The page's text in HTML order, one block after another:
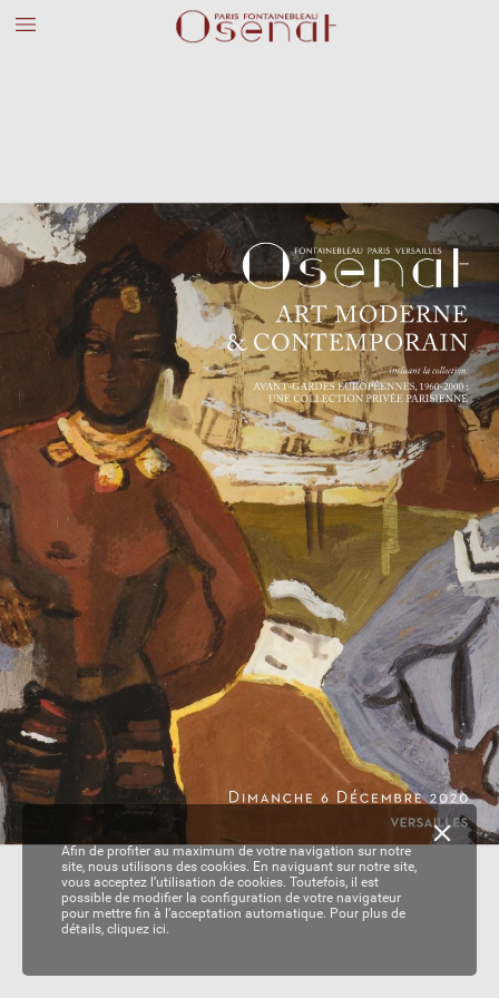
Afin de profiter au maximum de votre navigation sur notre
site, nous utilisons des cookies. En naviguant sur notre site,
vous acceptez l’utilisation de cookies. Toutefois, il est
possible de modifier la configuration de votre navigateur
pour mettre fin à l’acceptation automatique. Pour plus de
détails, cliquez ici.